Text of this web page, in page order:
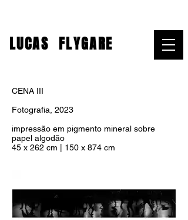
LUCAS FLYGARE
CENA III
Fotografia, 2023
impressão em pigmento mineral sobre
papel algodão
45 x 262 cm
150 x 874 cm